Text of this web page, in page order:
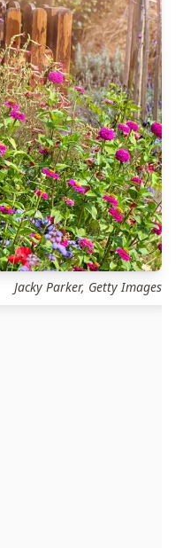
Jacky Parker, Getty Images